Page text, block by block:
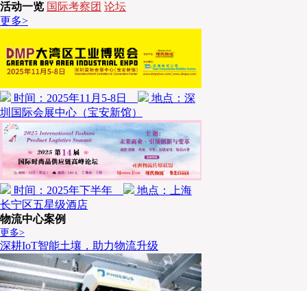
产品安全管理
快仓的产品安全管理遵循国际标准，秉持“风险预防优先”的
用，建立完整的安全闭环。
活动一览 国际考察团 论坛
更多>
时间：2025年11月5-8日
地点：深
圳国际会展中心（宝安新馆）
时间：2025年下半年
地点：上海
长宁区五星级酒店
物流中心案例
更多>
深耕IoT智能土壤，助力物流升级